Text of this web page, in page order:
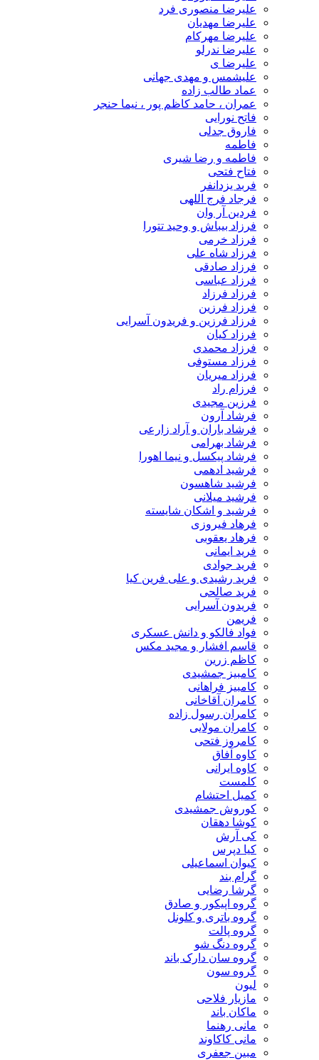
علیرضا منصوری فرد
علیرضا مهدیان
علیرضا مهرکام
علیرضا ندرلو
علیرضا ی
علیشمس و مهدی جهانی
عماد طالب زاده
عمران ، حامد کاظم پور ، نیما حنجر
فاتح نورایی
فاروق جدلی
فاطمه
فاطمه و رضا شیری
فتاح فتحی
فربد یزدانفر
فرجاد فرج اللهی
فردین آر وان
فرزاد بیباش و وحید تتورا
فرزاد خرمی
فرزاد شاه علی
فرزاد صادقی
فرزاد عباسی
فرزاد فرزاد
فرزاد فرزین
فرزاد فرزین و فریدون آسرایی
فرزاد کیان
فرزاد محمدی
فرزاد مستوفی
فرزاد میریان
فرزام راد
فرزین مجیدی
فرشاد آرون
فرشاد باران و آراد زارعی
فرشاد بهرامی
فرشاد پیکسل و نیما اهورا
فرشید ادهمی
فرشید شاهسون
فرشید میلانی
فرشید و اشکان شایسته
فرهاد فیروزی
فرهاد یعقوبی
فرید ایمانی
فرید جوادی
فرید رشیدی و علی فرین کیا
فرید صالحی
فریدون آسرایی
فریمن
فواد فالکو و دانش عسکری
قاسم افشار و مجید مکس
کاظم زرین
کامبیز جمشیدی
کامبیز فراهانی
کامران آقاخانی
کامران رسول زاده
کامران مولایی
کامروز فتحی
کاوه آفاق
کاوه ایرانی
کلمست
کمیل احتشام
کوروش جمشیدی
کوشا دهقان
کی آرش
کیا دپرس
کیوان اسماعیلی
گرام بند
گرشا رضایی
گروه اپیکور و صادق
گروه باتری و کلونل
گروه پالت
گروه دنگ شو
گروه سان دارک باند
گروه سون
لیون
مازیار فلاحی
ماکان باند
مانی رهنما
مانی کاکاوند
مبین جعفری